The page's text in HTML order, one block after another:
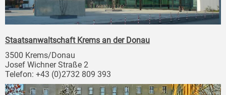
Staatsanwaltschaft Krems an der Donau
3500 Krems/Donau
Josef Wichner Straße 2
Telefon: +43 (0)2732 809 393